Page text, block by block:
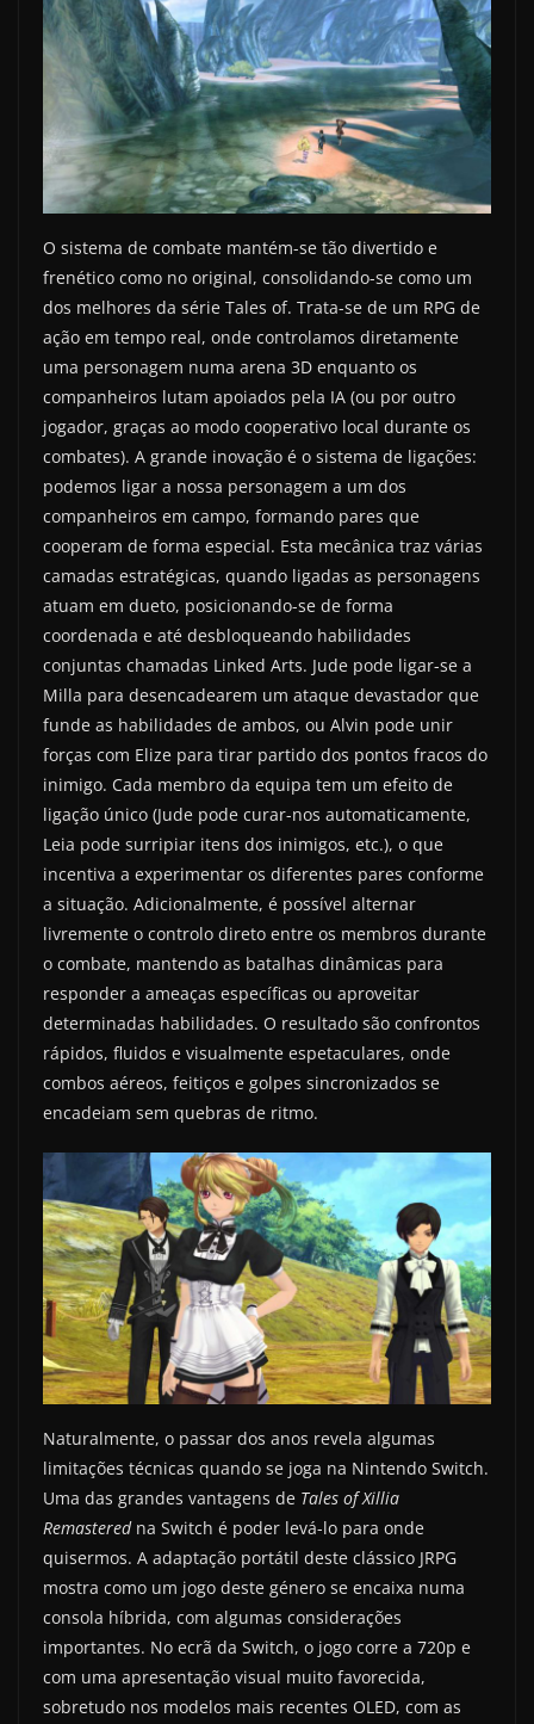
O sistema de combate mantém-se tão divertido e
frenético como no original, consolidando-se como um
dos melhores da série Tales of. Trata-se de um RPG de
ação em tempo real, onde controlamos diretamente
uma personagem numa arena 3D enquanto os
companheiros lutam apoiados pela IA (ou por outro
jogador, graças ao modo cooperativo local durante os
combates). A grande inovação é o sistema de ligações:
podemos ligar a nossa personagem a um dos
companheiros em campo, formando pares que
cooperam de forma especial. Esta mecânica traz várias
camadas estratégicas, quando ligadas as personagens
atuam em dueto, posicionando-se de forma
coordenada e até desbloqueando habilidades
conjuntas chamadas Linked Arts. Jude pode ligar-se a
Milla para desencadearem um ataque devastador que
funde as habilidades de ambos, ou Alvin pode unir
forças com Elize para tirar partido dos pontos fracos do
inimigo. Cada membro da equipa tem um efeito de
ligação único (Jude pode curar-nos automaticamente,
Leia pode surripiar itens dos inimigos, etc.), o que
incentiva a experimentar os diferentes pares conforme
a situação. Adicionalmente, é possível alternar
livremente o controlo direto entre os membros durante
o combate, mantendo as batalhas dinâmicas para
responder a ameaças específicas ou aproveitar
determinadas habilidades. O resultado são confrontos
rápidos, fluidos e visualmente espetaculares, onde
combos aéreos, feitiços e golpes sincronizados se
encadeiam sem quebras de ritmo.
Naturalmente, o passar dos anos revela algumas
limitações técnicas quando se joga na Nintendo Switch.
Uma das grandes vantagens de Tales of Xillia
Remasteredna Switch é poder levá-lo para onde
quisermos. A adaptação portátil deste clássico JRPG
mostra como um jogo deste género se encaixa numa
consola híbrida, com algumas considerações
importantes. No ecrã da Switch, o jogo corre a 720p e
com uma apresentação visual muito favorecida,
sobretudo nos modelos mais recentes OLED, com as